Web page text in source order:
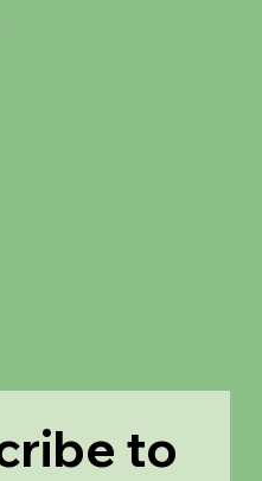
to